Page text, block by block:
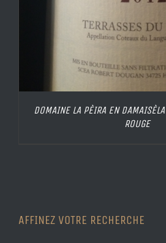
DOMAINE LA PÈIRA EN
ROUGE
AFFINEZ VOTRE RECHERCHE